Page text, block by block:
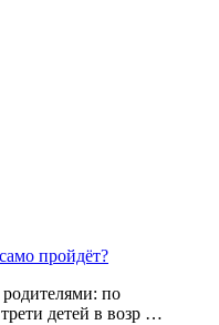
пройдёт?
по
детей в возр …